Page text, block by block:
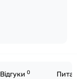
Відгуки 0